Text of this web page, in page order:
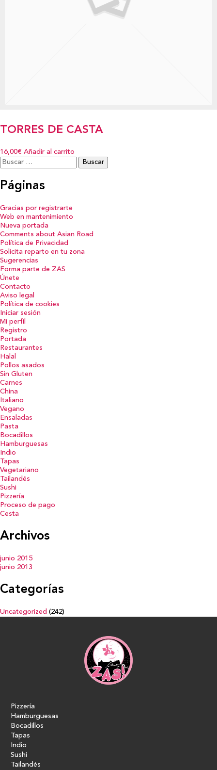
TORRES DE CASTA
16,00€ Añadir al carrito
Buscar:
Páginas
Gracias por registrarte
Web en mantenimiento
Nueva portada
Comments about Asian Road
Política de Privacidad
Solicita reparto en tu zona
Sugerencias
Forma parte de ZAS
Únete
Contacto
Aviso legal
Política de cookies
Iniciar sesión
Mi perfil
Registro
Portada
Restaurantes
Halal
Pollos asados
Sin Gluten
Carnes
China
Italiano
Vegano
Ensaladas
Pasta
Bocadillos
Hamburguesas
Indio
Tapas
Vegetariano
Tailandés
Sushi
Pizzería
Proceso de pago
Cesta
Archivos
junio 2015
junio 2013
Categorías
Uncategorized (242)
Pizzería
Hamburguesas
Bocadillos
Tapas
Indio
Sushi
Tailandés